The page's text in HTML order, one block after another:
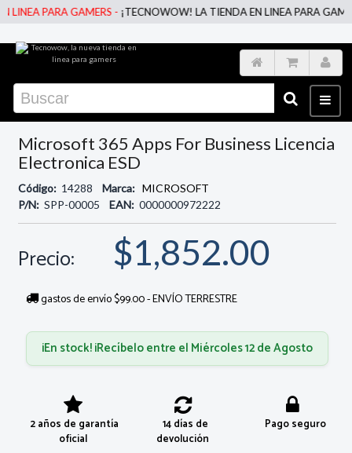
PARA GAMERS -¡TECNOWOW! LA TIENDA EN LINEA PARA
Microsoft 365 Apps For Business Licencia
Electronica ESD
Código: 14288 Marca: MICROSOFT
P/N: SPP-00005 EAN: 0000000972222
Precio: $1,852.00
gastos de envío $99.00 - ENVÍO TERRESTRE
¡En stock! ¡Recíbelo entre el Miércoles 12 de Agosto
2 años de garantía
oficial
14 días de
devolución
Pago seguro